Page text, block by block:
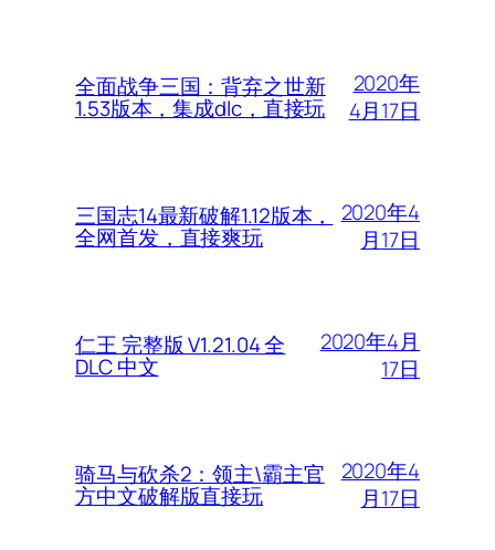
全面战争三国：背弃之世新
1.53版本，集成dlc，直接玩
2020年
4月17日
三国志14最新破解1.12版本，
全网首发，直接爽玩
2020年4
月17日
仁王 完整版 V1.21.04 全
DLC 中文
2020年4月
17日
骑马与砍杀2：领主\霸主官
方中文破解版直接玩
2020年4
月17日